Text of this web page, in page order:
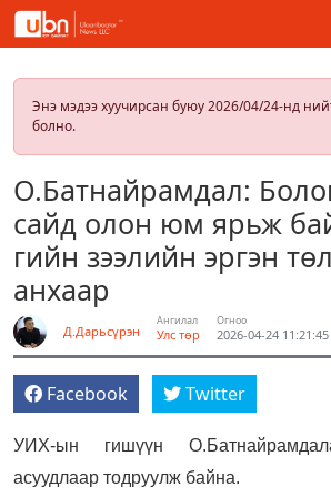
Энэ мэдээ хуучирсан буюу 2026/04/24-нд
болно.
О.Батнайрамдал:
сайд олон юм ярьж
гийн зээлийн эргэн
анхаар
Д.Дарьсүрэн
Ангилал
Улс төр
Огноо
2026-04-24 11:21:45
Facebook Twitter
УИХ-ын гишүүн
асуудлаар тодруулж байна.